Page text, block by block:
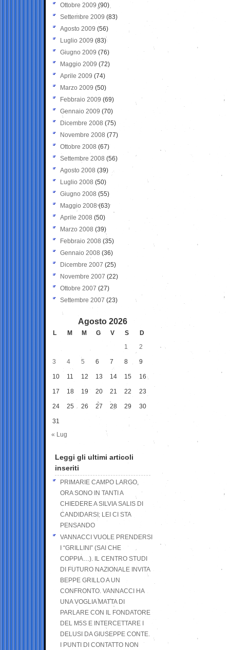
Ottobre 2009 (90)
Settembre 2009 (83)
Agosto 2009 (56)
Luglio 2009 (83)
Giugno 2009 (76)
Maggio 2009 (72)
Aprile 2009 (74)
Marzo 2009 (50)
Febbraio 2009 (69)
Gennaio 2009 (70)
Dicembre 2008 (75)
Novembre 2008 (77)
Ottobre 2008 (67)
Settembre 2008 (56)
Agosto 2008 (39)
Luglio 2008 (50)
Giugno 2008 (55)
Maggio 2008(63)
Aprile 2008 (50)
Marzo 2008 (39)
Febbraio 2008 (35)
Gennaio 2008 (36)
Dicembre 2007 (25)
Novembre 2007 (22)
Ottobre 2007 (27)
Settembre 2007 (23)
Agosto 2026
L M M G V S
D
1
2
3 4 5 6 7 8 9
10 11 12 13 14 15 16
17 18 19 20 21 22 23
24 25 26 27 28 29 30
31
« Lug
Leggi gli ultimi articoli
inseriti
PRIMARIE CAMPO LARGO,
ORA SONO IN TANTI A
CHIEDERE A SILVIA SALIS DI
CANDIDARSI: LEI CI STA
PENSANDO
VANNACCI VUOLE PRENDERSI
I “GRILLINI” (SAI CHE
COPPIA…). IL CENTRO STUDI
DI FUTURO NAZIONALE INVITA
BEPPE GRILLO A UN
CONFRONTO. VANNACCI HA
UNA VOGLIA MATTA DI
PARLARE CON IL FONDATORE
DEL M5S E INTERCETTARE I
DELUSI DA GIUSEPPE CONTE.
I PUNTI DI CONTATTO NON